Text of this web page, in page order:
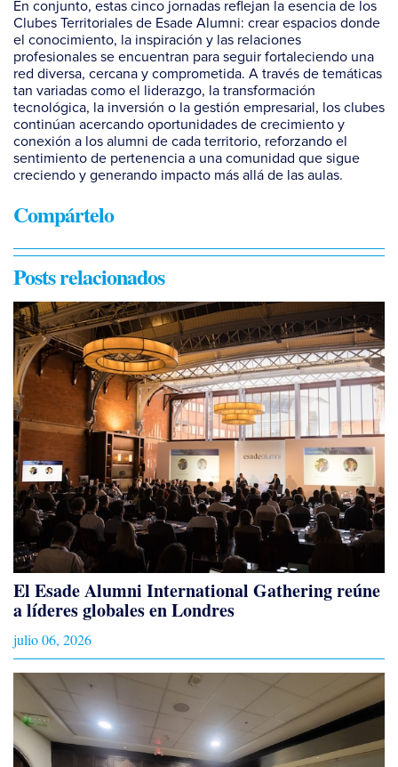
En conjunto, estas cinco jornadas reflejan la esencia de los
Clubes Territoriales de Esade Alumni: crear espacios donde
el conocimiento, la inspiración y las relaciones
profesionales se encuentran para seguir fortaleciendo una
red diversa, cercana y comprometida. A través de temáticas
tan variadas como el liderazgo, la transformación
tecnológica, la inversión o la gestión empresarial, los clubes
continúan acercando oportunidades de crecimiento y
conexión a los alumni de cada territorio, reforzando el
sentimiento de pertenencia a una comunidad que sigue
creciendo y generando impacto más allá de las aulas.
Compártelo
Posts relacionados
El Esade Alumni International Gathering reúne
a líderes globales en Londres
julio 06, 2026